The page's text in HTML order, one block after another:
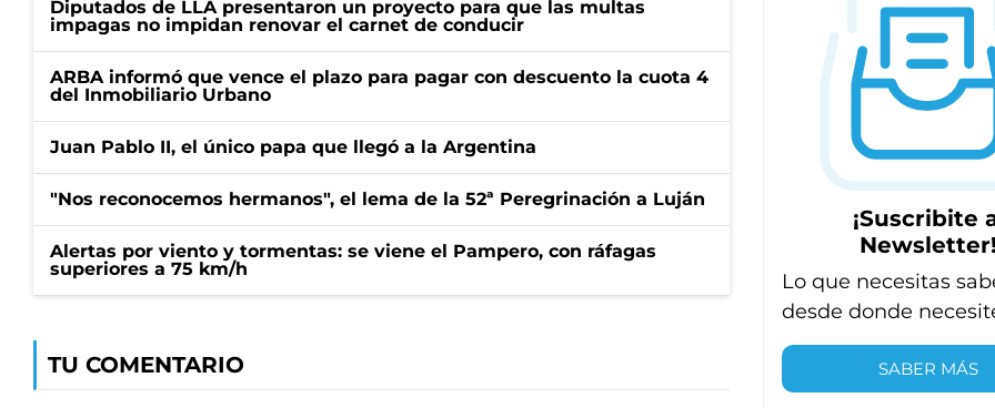
Diputados de LLA presentaron un proyecto para que las multas
impagas no impidan renovar el carnet de conducir
ARBA informó que vence el plazo para pagar con descuento la cuota 4
del Inmobiliario Urbano
Juan Pablo II, el único papa que llegó a la Argentina
"Nos reconocemos hermanos", el lema de la 52ª Peregrinación a Luján
Alertas por viento y tormentas: se viene el Pampero, con ráfagas
superiores a 75 km/h
TU COMENTARIO
¡Suscribite
Newsletter!
Lo que necesitas
desde donde
SABER MÁS